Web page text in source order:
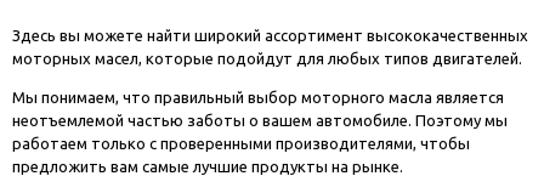
Здесь вы можете найти широкий ассортимент высококачественных
моторных масел, которые подойдут для любых типов двигателей.
Мы понимаем, что правильный выбор моторного масла является
неотъемлемой частью заботы о вашем автомобиле. Поэтому мы
работаем только с проверенными производителями, чтобы
предложить вам самые лучшие продукты на рынке.